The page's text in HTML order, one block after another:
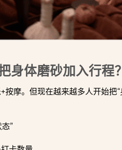
身体磨砂加入行程？
摩。但现在越来越多人开始把“
”